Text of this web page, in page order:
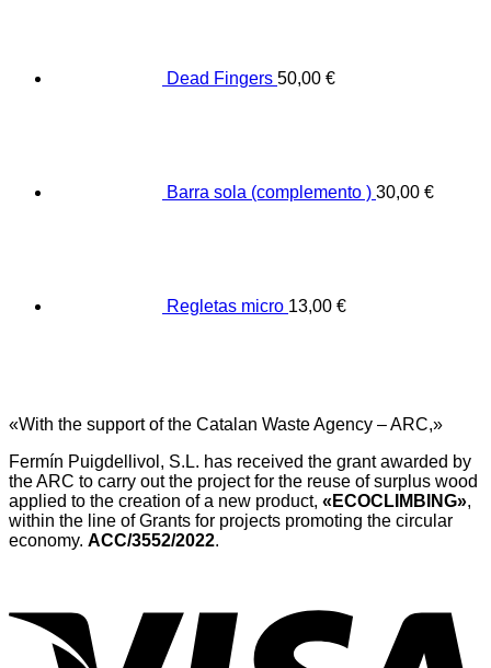
Dead Fingers 50,00 €
Barra sola (complemento ) 30,00 €
Regletas micro 13,00 €
«With the support of the Catalan Waste Agency – ARC,»
Fermín Puigdellivol, S.L. has received the grant awarded by
the ARC to carry out the project for the reuse of surplus wood
applied to the creation of a new product, «ECOCLIMBING»,
within the line of Grants for projects promoting the circular
economy. ACC/3552/2022.